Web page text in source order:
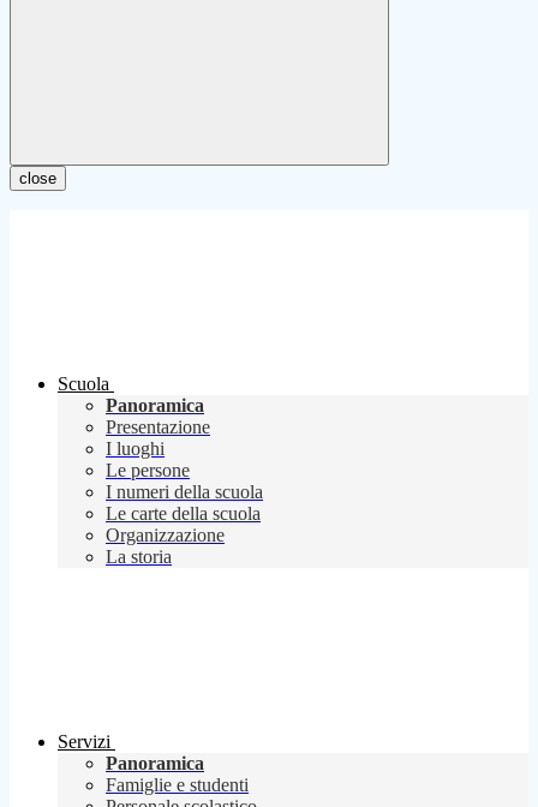
close
Scuola
Panoramica
Presentazione
I luoghi
Le persone
I numeri della scuola
Le carte della scuola
Organizzazione
La storia
Servizi
Panoramica
Famiglie e studenti